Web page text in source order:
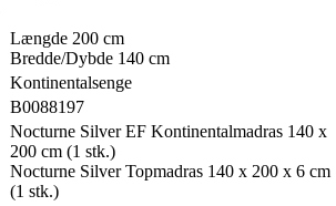
Længde 200 cm
Bredde/Dybde 140 cm
Kontinentalsenge
B0088197
Nocturne Silver EF Kontinentalmadras 140 x
200 cm (1 stk.)
Nocturne Silver Topmadras 140 x 200 x 6 cm
(1 stk.)